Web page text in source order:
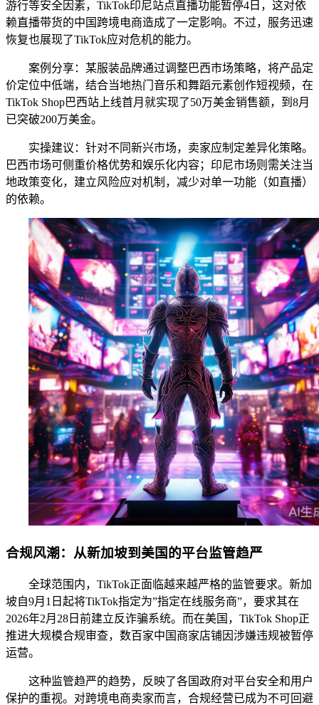
游行等安全因素，TikTok印尼站点直播功能暂停4日，这对依
赖直播带货的中国跨境电商造成了一定影响。不过，服务迅速
恢复也展现了TikTok应对危机的能力。
案例分享：某服装品牌通过调整巴西市场策略，将产品定
价定位中低端，结合当地热门音乐和舞蹈元素创作短视频，在
TikTok Shop巴西站上线首月就实现了50万美金销售额，到8月
已突破200万美金。
实操建议：针对不同新兴市场，卖家应制定差异化策略。
巴西市场可侧重价格优势和娱乐化内容；印尼市场则需关注当
地政策变化，建立风险应对机制，减少对单一功能（如直播）
的依赖。
合规风潮：从新加坡到美国的平台监管趋严
全球范围内，TikTok正面临越来越严格的监管要求。新加
坡自9月1日起将TikTok指定为”指定在线服务商”，要求其在
2026年2月28日前建立反诈骗系统。而在美国，TikTok Shop正
推进大规模合规审查，数百家中国商家店铺因涉嫌违规被暂停
运营。
这种监管趋严的趋势，反映了各国政府对平台安全和用户
保护的重视。对跨境电商卖家而言，合规经营已成为不可回避